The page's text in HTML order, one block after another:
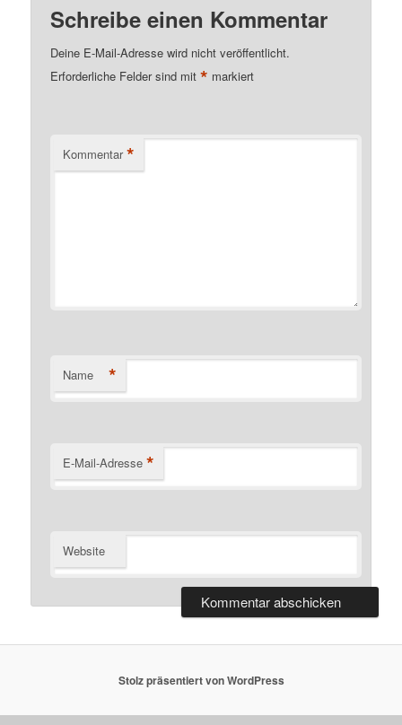
Schreibe einen Kommentar
Deine E-Mail-Adresse wird nicht veröffentlicht.
Erforderliche Felder sind mit* markiert
Kommentar *
Name *
E-Mail-Adresse *
Website
Stolz präsentiert von WordPress